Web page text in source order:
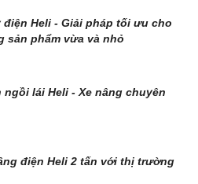
điện Heli - Giải pháp tối ưu cho
sản phẩm vừa và nhỏ
ngồi lái Heli - Xe nâng chuyên
điện Heli 2 tấn với thị trường